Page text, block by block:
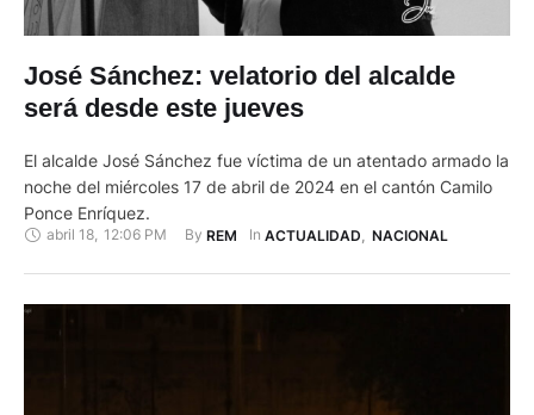
José Sánchez: velatorio del alcalde
será desde este jueves
El alcalde José Sánchez fue víctima de un atentado armado la
noche del miércoles 17 de abril de 2024 en el cantón Camilo
Ponce Enríquez.
abril 18, 12:06 PM By REM In ACTUALIDAD NACIONAL